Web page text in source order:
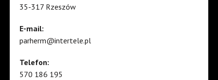
35-317 Rzeszów
E-mail:
parherm@intertele.pl
Telefon:
570 186 195